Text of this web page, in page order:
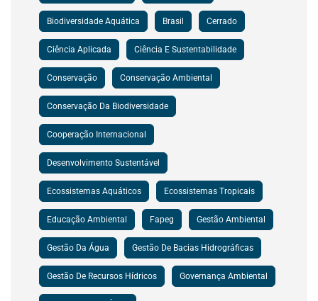
Biodiversidade Aquática Brasil Cerrado
Ciência Aplicada Ciência E Sustentabilidade
Conservação Conservação Ambiental
Conservação Da Biodiversidade
Cooperação Internacional
Desenvolvimento Sustentável
Ecossistemas Aquáticos Ecossistemas Tropicais
Educação Ambiental Fapeg Gestão Ambiental
Gestão Da Água Gestão De Bacias Hidrográficas
Gestão De Recursos Hídricos Governança Ambiental